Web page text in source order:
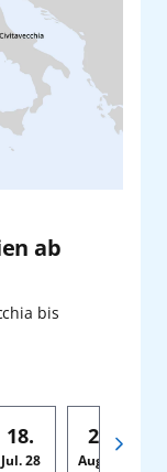
ab
bis
18.
Jul.28
29.
Aug.